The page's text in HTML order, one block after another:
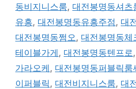
동비지니스룸, 대전봉명동셔츠
유흥, 대전봉명동유흥주점 , 대
대전봉명동쩜오 , 대전봉명동체
테이블가게 , 대전봉명동텐프로 ,
가라오케 , 대전봉명동퍼블릭룸
이퍼블릭 , 대전비지니스룸, 대